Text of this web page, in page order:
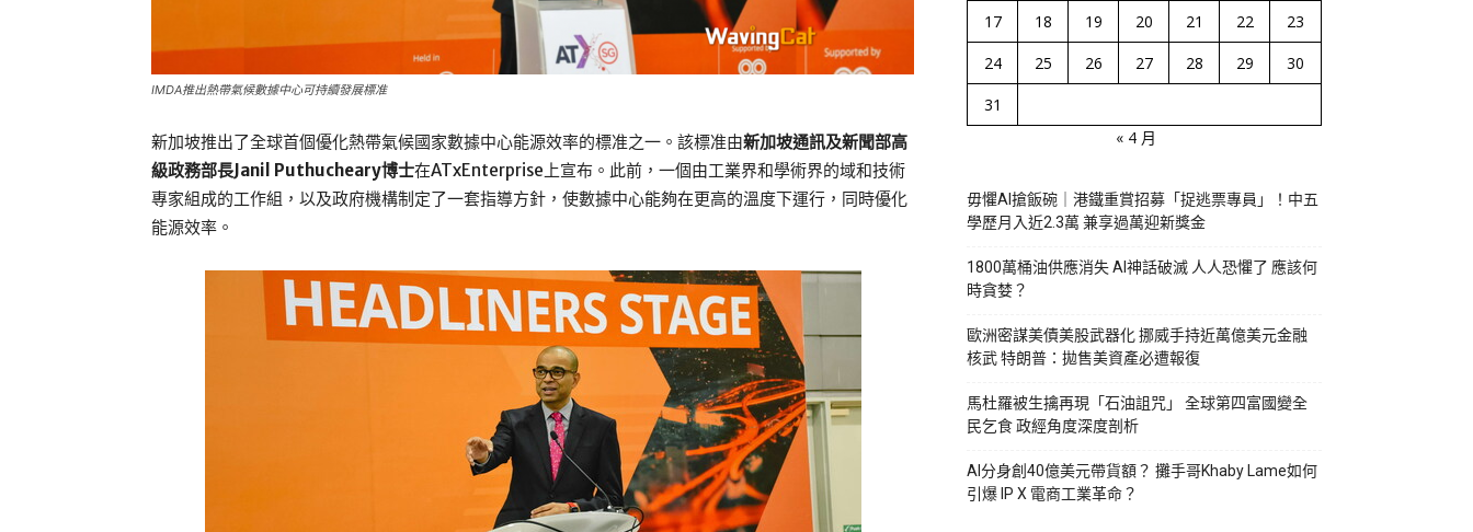
IMDA推出熱帶氣候數據中心可持續發展標准
新加坡推出了全球首個優化熱帶氣候國家數據中心能源效率的標准之一。該標准由新加坡通訊及新聞部高
級政務部長Janil Puthucheary博士在ATxEnterprise上宣布。此前，一個由工業界和學術界的域和技術
專家組成的工作組，以及政府機構制定了一套指導方針，使數據中心能夠在更高的溫度下運行，同時優化
能源效率。
17
18 19 20 21 22
23
24
25 26 27 28 29
30
31
« 4 月
毋懼AI搶飯碗｜港鐵重賞招募「捉逃票專員」！中五
學歷月入近2.3萬 兼享過萬迎新獎金
1800萬桶油供應消失 AI神話破滅 人人恐懼了 應該何
時貪婪？
歐洲密謀美債美股武器化 挪威手持近萬億美元金融
核武 特朗普：拋售美資產必遭報復
馬杜羅被生擒再現「石油詛咒」 全球第四富國變全
民乞食 政經角度深度剖析
AI分身創40億美元帶貨額？ 攤手哥Khaby Lame如何
引爆 IP X 電商工業革命？